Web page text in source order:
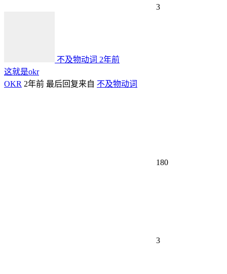
3
不及物动词 2年前
这就是okr
OKR 2年前 最后回复来自 不及物动词
180
3